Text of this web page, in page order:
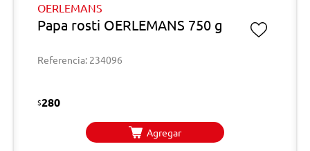
OERLEMANS
Papa rosti OERLEMANS 750 g
Referencia: 234096
$280
Agregar